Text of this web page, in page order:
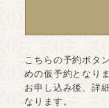
こちらの予約ボタ
めの仮予約となりま
お申し込み後、詳
なります。